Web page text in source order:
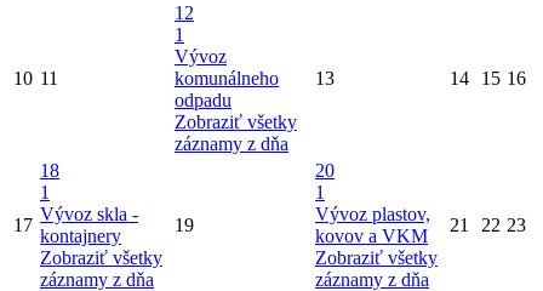
10 11
12
1
Vývoz
komunálneho
odpadu
Zobraziť všetky
záznamy z dňa
13 14 15 16
17
18
1
Vývoz skla -
kontajnery
Zobraziť všetky
záznamy z dňa
19
20
1
Vývoz plastov,
kovov a VKM
Zobraziť všetky
záznamy z dňa
21 22 23